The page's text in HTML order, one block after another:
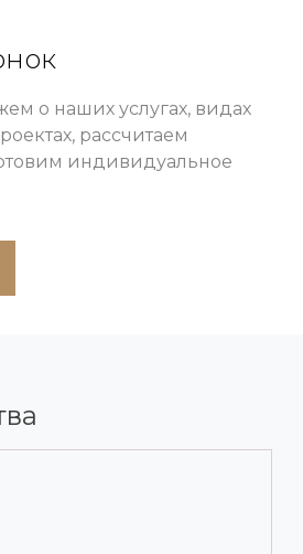
о наших услугах, видах
рассчитаем
индивидуальное